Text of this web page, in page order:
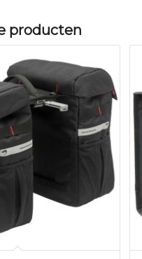
producten